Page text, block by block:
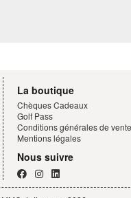
La boutique
Chèques Cadeaux
Golf Pass
Conditions générales de vente
Mentions légales
Nous suivre